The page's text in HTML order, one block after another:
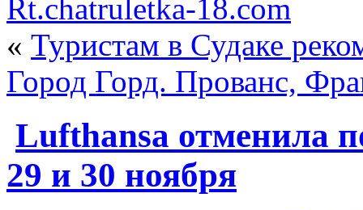
Rt.chatruletka-18.com
« Туристам в Судаке
Город Горд. Прованс,
Lufthansa отменила
29 и 30 ноября